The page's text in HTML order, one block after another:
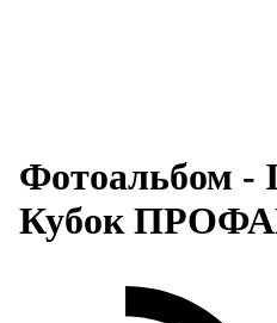
Фотоальбом -
Кубок